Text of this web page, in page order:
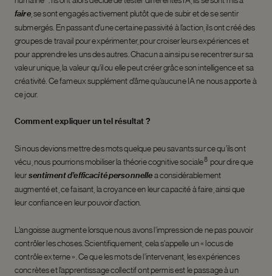
faire, se sont engagés activement plutôt que de subir et de se sentir
submergés. En passant d’une certaine passivité à l’action, ils ont créé des
groupes de travail pour expérimenter, pour croiser leurs expériences et
pour apprendre les uns des autres. Chacun a ainsi pu se recentrer sur sa
valeur unique, la valeur qu’il ou elle peut créer grâce son intelligence et sa
créativité. Ce fameux supplément d’âme qu’aucune IA ne nous apporte à
ce jour.
Comment expliquer un tel résultat ?
Si nous devions mettre des mots quelque peu savants sur ce qu’ils ont
vécu, nous pourrions mobiliser la théorie cognitive sociale8 pour dire que
leursentiment d’efficacité personnellea considérablement
augmenté et, ce faisant, la croyance en leur capacité à faire, ainsi que
leur confiance en leur pouvoir d’action.
L’angoisse augmente lorsque nous avons l’impression de ne pas pouvoir
contrôler les choses. Scientifiquement, cela s’appelle un « locus de
contrôle externe ». Ce que les mots de l’intervenant, les expériences
concrètes et l’apprentissage collectif ont permis est le passage à un